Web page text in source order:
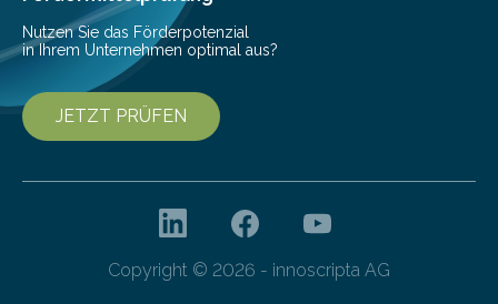
Nutzen Sie das Förderpotenzial
in Ihrem Unternehmen optimal aus?
JETZT PRÜFEN
Copyright © 2026 - innoscripta AG